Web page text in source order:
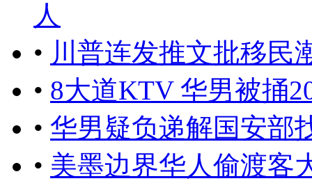
人
• 川普连发推文批移民
• 8大道KTV 华男被捅
• 华男疑负递解国安部
• 美墨边界华人偷渡客